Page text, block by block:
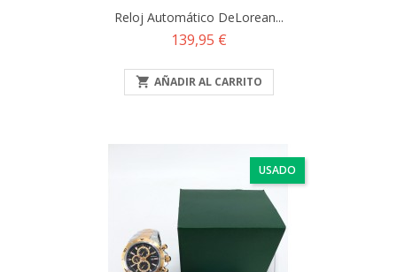
Reloj Automático DeLorean...
Precio
139,95 €
 AÑADIR AL CARRITO
USADO